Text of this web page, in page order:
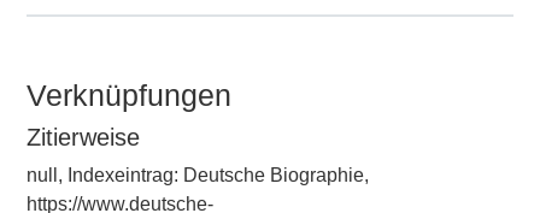
Verknüpfungen
Zitierweise
null, Indexeintrag: Deutsche Biographie,
https://www.deutsche-